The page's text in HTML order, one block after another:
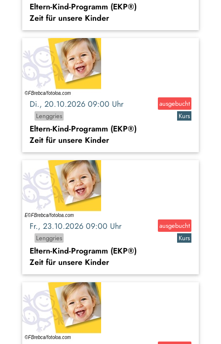
Eltern-Kind-Programm (EKP®)
Zeit für unsere Kinder
Di., 20.10.2026 09:00 Uhr
ausgebucht
Lenggries
Kurs
Eltern-Kind-Programm (EKP®)
Zeit für unsere Kinder
Fr., 23.10.2026 09:00 Uhr
ausgebucht
Lenggries
Kurs
Eltern-Kind-Programm (EKP®)
Zeit für unsere Kinder